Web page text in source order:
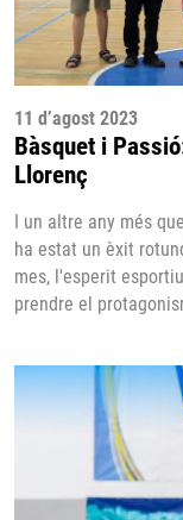
11 d’agost 2023
Bàsquet i
Llorenç
I un altre any més
ha estat un èxit
mes, l'esperit
prendre el